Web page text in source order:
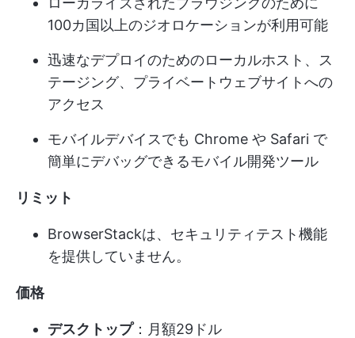
100カ国以上のジオロケーションが利用可能
迅速なデプロイのためのローカルホスト、ス
テージング、プライベートウェブサイトへの
アクセス
モバイルデバイスでも Chrome や Safari で
簡単にデバッグできるモバイル開発ツール
リミット
BrowserStackは、セキュリティテスト機能
を提供していません。
価格
デスクトップ：月額29ドル